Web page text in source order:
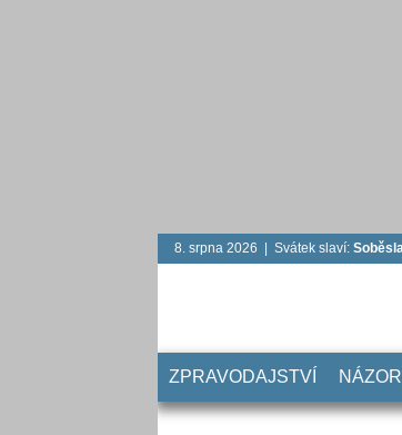
8. srpna 2026 | Svátek slaví:
ZPRAVODAJSTVÍ